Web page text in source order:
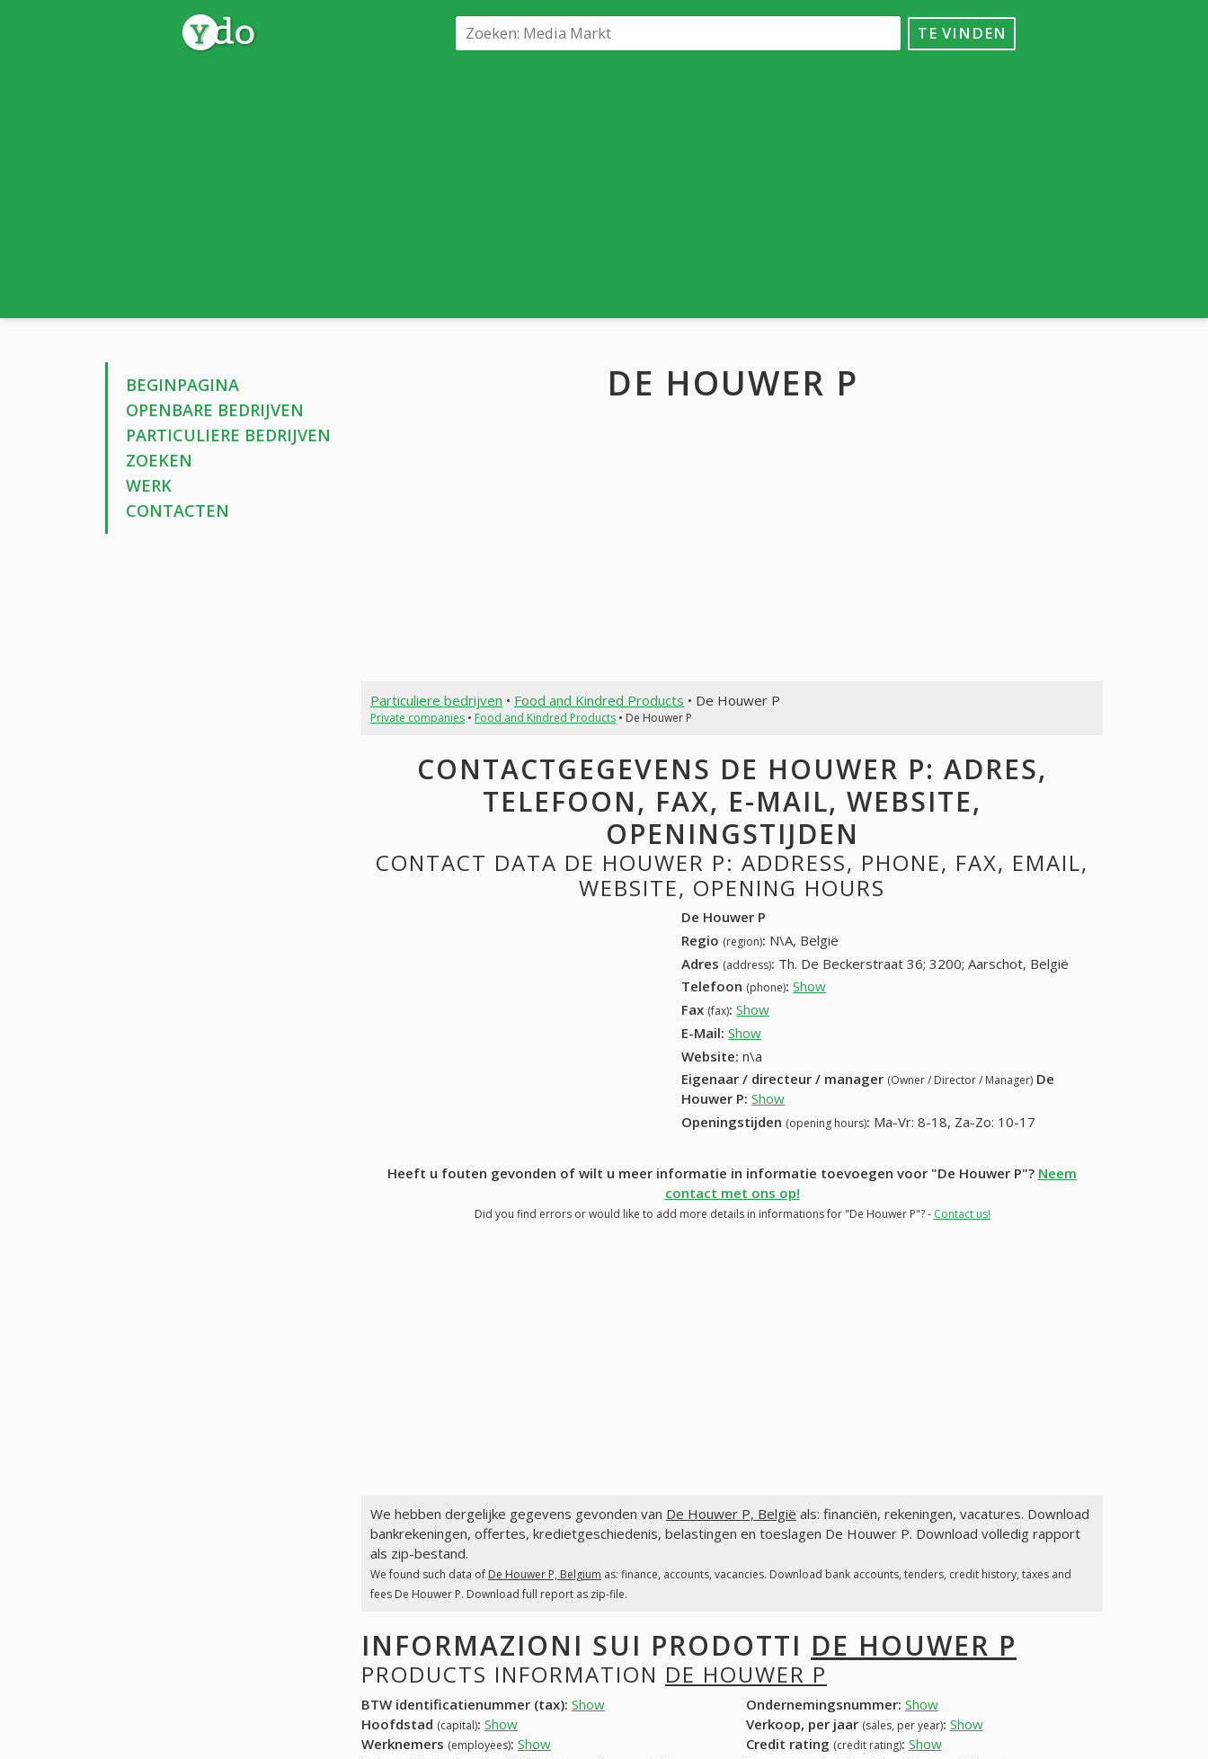
TE VINDEN
BEGINPAGINA
OPENBARE BEDRIJVEN
PARTICULIERE BEDRIJVEN
ZOEKEN
WERK
CONTACTEN
DE HOUWER P
Particuliere bedrijven • Food and Kindred Products • De Houwer P
Private companies• Food and Kindred Products• De Houwer P
CONTACTGEGEVENS DE HOUWER P: ADRES,
TELEFOON, FAX, E-MAIL, WEBSITE,
OPENINGSTIJDEN
CONTACT DATA DE HOUWER P: ADDRESS, PHONE, FAX, EMAIL,
WEBSITE, OPENING HOURS
De Houwer P
Regio (region): N\A, België
Adres (address): Th. De Beckerstraat 36; 3200; Aarschot, België
Telefoon (phone): Show
Fax (fax): Show
E-Mail: Show
Website: n\a
Eigenaar / directeur / manager (Owner / Director / Manager) De
Houwer P: Show
Openingstijden (opening hours): Ma-Vr: 8-18, Za-Zo: 10-17
Heeft u fouten gevonden of wilt u meer informatie in informatie toevoegen voor "De Houwer P"? Neem
contact met ons op!
Did you find errors or would like to add more details in informations for "De Houwer P"? - Contact us!
We hebben dergelijke gegevens gevonden van De Houwer P, België als: financiën, rekeningen, vacatures. Download
bankrekeningen, offertes, kredietgeschiedenis, belastingen en toeslagen De Houwer P. Download volledig rapport
als zip-bestand.
We found such data of De Houwer P, Belgium as: finance, accounts, vacancies. Download bank accounts, tenders, credit history, taxes and
fees De Houwer P. Download full report as zip-file.
INFORMAZIONI SUI PRODOTTI DE HOUWER P
PRODUCTS INFORMATION DE HOUWER P
BTW identificatienummer (tax): Show Ondernemingsnummer: Show
Hoofdstad (capital): Show Verkoop, per jaar (sales, per year): Show
Werknemers (employees): Show Credit rating (credit rating): Show